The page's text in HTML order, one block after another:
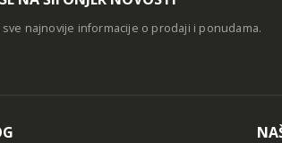
sve najnovije informacije o prodaji i ponudama.